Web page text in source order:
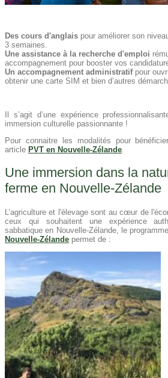
Des cours d'anglais pour améliorer son
3 semaines.
Une assistance à la recherche d'emploi
accompagnement pour booster vos
Un accompagnement administratifpour
obtenir une carte SIM et bien d’autres
Il s’agit d’une expérience
immersion culturelle passionnante !
Pour connaitre les modalités pour
article PVT en Nouvelle-Zélande.
Une immersion dans la
ferme en Nouvelle-Zélande
L’agriculture et l'élevage sont au cœur de
ceux qui souhaitent une expérience
sabbatique en Nouvelle-Zélande, le programme
Nouvelle-Zélande permet de :